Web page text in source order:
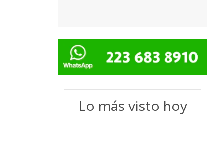
Lo más visto hoy